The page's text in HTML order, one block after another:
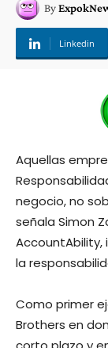
By
Linkedin
Aquellas
negocio, no
señala Simon
la
Como primer
Brothers en